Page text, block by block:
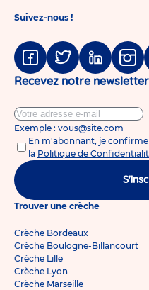
Suivez-nous !
Facebook
TwitterLinkedin
Recevez notre newsletter
Exemple : vous@site.com
En m'abonnant, je
la Politique de
Trouver une crèche
Crèche Bordeaux
Crèche Boulogne-Billancourt
Crèche Lille
Crèche Lyon
Crèche Marseille